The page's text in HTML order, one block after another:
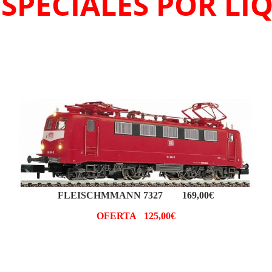
FLEISCHMMANN 7327 169,00€
OFERTA 125,00€